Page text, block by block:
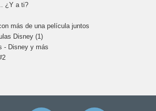
¿Y a ti?
más de una película juntos
Disney (1)
- Disney y más